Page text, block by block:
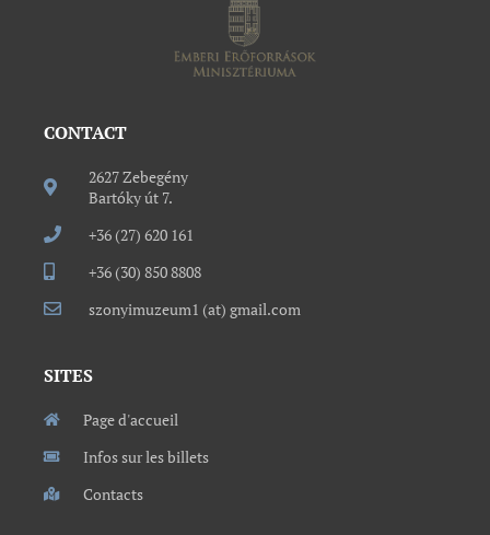
CONTACT
2627 Zebegény
Bartóky út 7.
+36 (27) 620 161
+36 (30) 850 8808
szonyimuzeum1 (at) gmail.com
SITES
Page d'accueil
Infos sur les billets
Contacts